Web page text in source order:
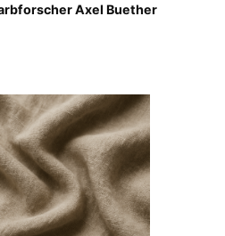
Axel Buether